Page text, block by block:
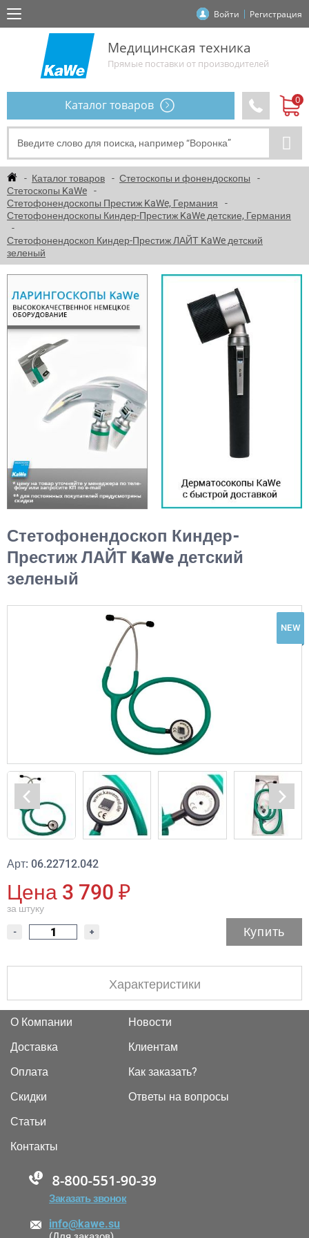
Войти Регистрация
Медицинская техника
Прямые поставки от производителей
Каталог товаров
Каталог товаров
Стетоскопы и фонендоскопы
Стетоскопы KaWe
Стетофонендоскопы Престиж KaWe, Германия
Стетофонендоскопы Киндер-Престиж KaWe детские, Германия
Стетофонендоскоп Киндер-Престиж ЛАЙТ KaWe детский
зеленый
Стетофонендоскоп Киндер-
Престиж ЛАЙТ KaWe детский
зеленый
NEW
Арт: 06.22712.042
Цена 3 790 ₽
за штуку
- + Купить
Характеристики
О Компании
Доставка
Оплата
Скидки
Новости
Клиентам
Как заказать?
Ответы на вопросы
Статьи
Контакты
88005555550
Заказать звонок
info@kawe.su